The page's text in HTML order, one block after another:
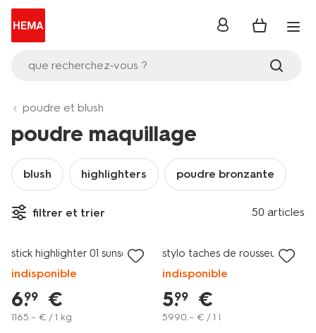
que recherchez-vous ?
se
poudre et blush
poudre maquillage
blush highlighters poudre bronzante
filtrer et trier 50 articles
-80%
sur le 2ème
stick highlighter 01 sunset
indisponible
6.
99 €
1165.– € / 1 kg
stylo taches de rousseur
indisponible
5.
99 €
5990.– € / 1 l